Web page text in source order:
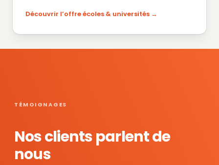
Découvrir l’offre écoles & universités
TÉMOIGNAGES
Nos clients parlent de
nous